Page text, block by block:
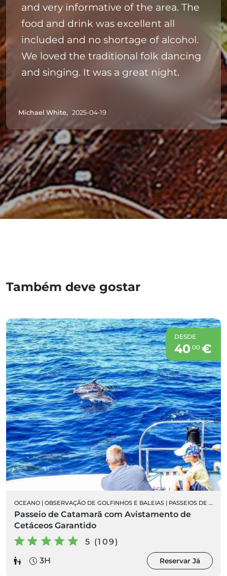
and very informative of the area. The
food and drink was excellent all
included and no shortage of alcohol.
We loved the traditional folk dancing
and singing. It was a great night.
Michael White, 2025-04-19
Também deve gostar
DESDE
40 00€
OCEANO | OBSERVAÇÃO DE GOLFINHOS E BALEIAS | PASSEIOS DE BARCO
Passeio de Catamarã com Avistamento de
Cetáceos Garantido
5 (109)
3H
Reservar Já